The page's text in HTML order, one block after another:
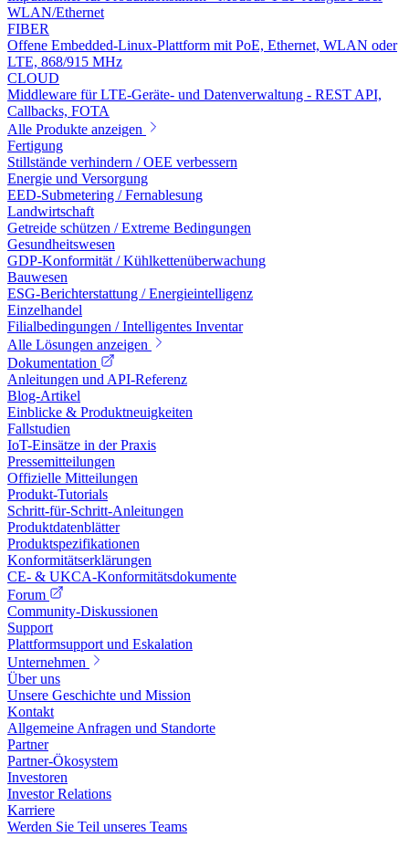
WLAN/Ethernet
FIBER
Offene Embedded-Linux-Plattform mit PoE, Ethernet, WLAN oder
LTE, 868/915 MHz
CLOUD
Middleware für LTE-Geräte- und Datenverwaltung - REST API,
Callbacks, FOTA
Alle Produkte anzeigen
Fertigung
Stillstände verhindern / OEE verbessern
Energie und Versorgung
EED-Submetering / Fernablesung
Landwirtschaft
Getreide schützen / Extreme Bedingungen
Gesundheitswesen
GDP-Konformität / Kühlkettenüberwachung
Bauwesen
ESG-Berichterstattung / Energieintelligenz
Einzelhandel
Filialbedingungen / Intelligentes Inventar
Alle Lösungen anzeigen
Dokumentation
Anleitungen und API-Referenz
Blog-Artikel
Einblicke & Produktneuigkeiten
Fallstudien
IoT-Einsätze in der Praxis
Pressemitteilungen
Offizielle Mitteilungen
Produkt-Tutorials
Schritt-für-Schritt-Anleitungen
Produktdatenblätter
Produktspezifikationen
Konformitätserklärungen
CE- & UKCA-Konformitätsdokumente
Forum
Community-Diskussionen
Support
Plattformsupport und Eskalation
Unternehmen
Über uns
Unsere Geschichte und Mission
Kontakt
Allgemeine Anfragen und Standorte
Partner
Partner-Ökosystem
Investoren
Investor Relations
Karriere
Werden Sie Teil unseres Teams